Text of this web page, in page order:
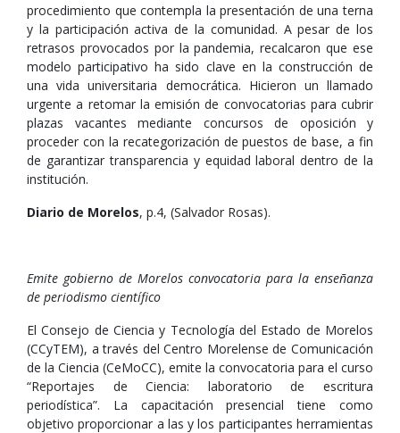
procedimiento que contempla la presentación de una terna
y la participación activa de la comunidad. A pesar de los
retrasos provocados por la pandemia, recalcaron que ese
modelo participativo ha sido clave en la construcción de
una vida universitaria democrática. Hicieron un llamado
urgente a retomar la emisión de convocatorias para cubrir
plazas vacantes mediante concursos de oposición y
proceder con la recategorización de puestos de base, a fin
de garantizar transparencia y equidad laboral dentro de la
institución.
Diario de Morelos, p.4, (Salvador Rosas).
Emite gobierno de Morelos convocatoria para la enseñanza
de periodismo científico
El Consejo de Ciencia y Tecnología del Estado de Morelos
(CCyTEM), a través del Centro Morelense de Comunicación
de la Ciencia (CeMoCC), emite la convocatoria para el curso
“Reportajes de Ciencia: laboratorio de escritura
periodística”. La capacitación presencial tiene como
objetivo proporcionar a las y los participantes herramientas